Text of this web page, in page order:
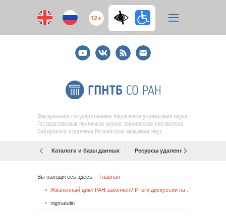
12+
YoutubeВКонтакте
RSS
E-
mail
подписка
Федеральное государственное бюджетное учреждение науки
Государственная публичная научно-техническая библиотека
Сибирского отделения Российской академии наук
Каталоги и базы данных Ресурсы удаленного доступа
Вы находитесь здесь: Главная
nigmatulin